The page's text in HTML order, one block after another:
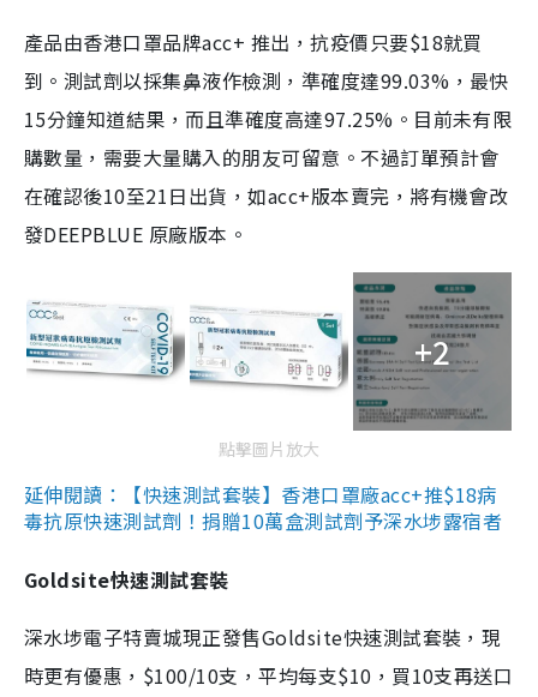
產品由香港口罩品牌acc+ 推出，抗疫價只要$18就買
到。測試劑以採集鼻液作檢測，準確度達99.03%，最快
15分鐘知道結果，而且準確度高達97.25%。目前未有限
購數量，需要大量購入的朋友可留意。不過訂單預計會
在確認後10至21日出貨，如acc+版本賣完，將有機會改
發DEEPBLUE 原廠版本。
+2
點擊圖片放大
延伸閱讀：【快速測試套裝】香港口罩廠acc+推$18病
毒抗原快速測試劑！捐贈10萬盒測試劑予深水埗露宿者
Goldsite快速測試套裝
深水埗電子特賣城現正發售Goldsite快速測試套裝，現
時更有優惠，$100/10支，平均每支$10，買10支再送口